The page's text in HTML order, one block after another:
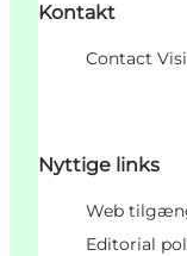
Kontakt
Contact
Nyttige links
Web
Editorial